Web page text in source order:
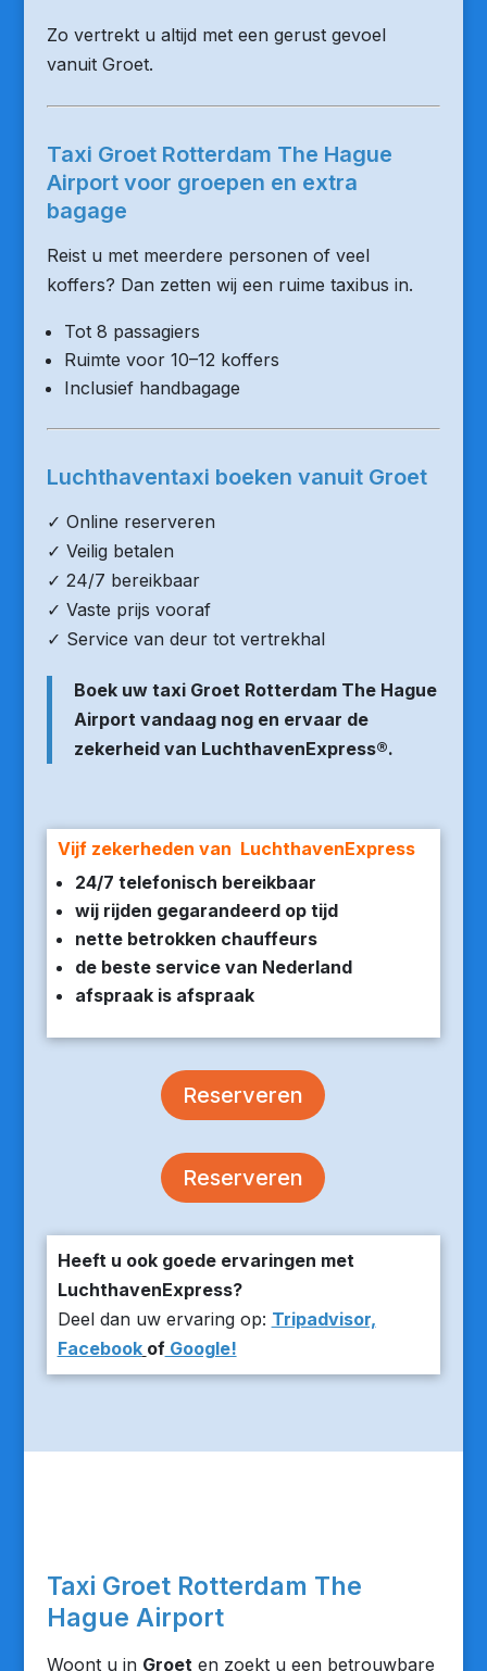
Zo vertrekt u altijd met een gerust gevoel
vanuit Groet.
Taxi Groet Rotterdam The Hague
Airport voor groepen en extra
bagage
Reist u met meerdere personen of veel
koffers? Dan zetten wij een ruime taxibus in.
Tot 8 passagiers
Ruimte voor 10–12 koffers
Inclusief handbagage
Luchthaventaxi boeken vanuit Groet
✓ Online reserveren
✓ Veilig betalen
✓ 24/7 bereikbaar
✓ Vaste prijs vooraf
✓ Service van deur tot vertrekhal
Boek uw taxi Groet Rotterdam The Hague
Airport vandaag nog en ervaar de
zekerheid van LuchthavenExpress®.
Vijf zekerheden van LuchthavenExpress
24/7 telefonisch bereikbaar
wij rijden gegarandeerd op tijd
nette betrokken chauffeurs
de beste service van Nederland
afspraak is afspraak
Reserveren
Reserveren
Heeft u ook goede ervaringen met
LuchthavenExpress?
Deel dan uw ervaring op: Tripadvisor,
Facebook ofGoogle!
Taxi Groet Rotterdam The
Hague Airport
Woont u in Groeten zoekt u een betrouwbare